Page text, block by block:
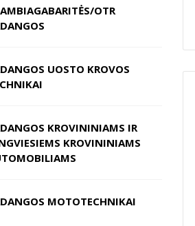
OTR
UOSTO KROVOS
KROVININIAMS IR
KROVININIAMS
MOTOTECHNIKAI